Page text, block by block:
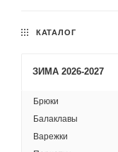
КАТАЛОГ
ЗИМА 2026-2027
Брюки
Балаклавы
Варежки